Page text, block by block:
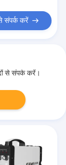
संपर्क करें
से संपर्क करें।